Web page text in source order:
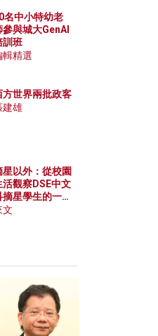
名中小特幼老
參與城大GenAI
訓班
輯精選
方世界兩批政客
建雄
星以外：從校園
活觀察DSE中文
摘星學生的一點
質
文